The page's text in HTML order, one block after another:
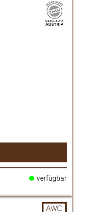
verfügbar